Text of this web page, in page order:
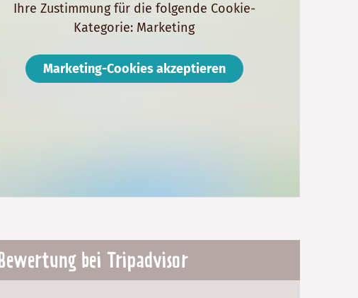
Ihre Zustimmung für die folgende Cookie-
Kategorie: Marketing
Marketing-Cookies akzeptieren
Bewertung bei Tripadvisor